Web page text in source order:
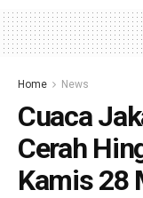
Home News
Cuaca
Cerah
Kamis 28